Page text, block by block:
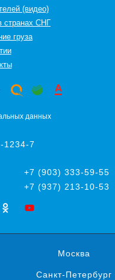
(видео)
странах СНГ
груза
данных
1234-7
+7 (903) 333-59-55
+7 (937) 213-10-53
Москва
Санкт-Петербург